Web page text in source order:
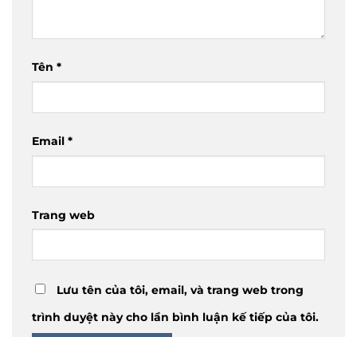
Tên *
Email *
Trang web
Lưu tên của tôi, email, và trang web trong
trình duyệt này cho lần bình luận kế tiếp của tôi.